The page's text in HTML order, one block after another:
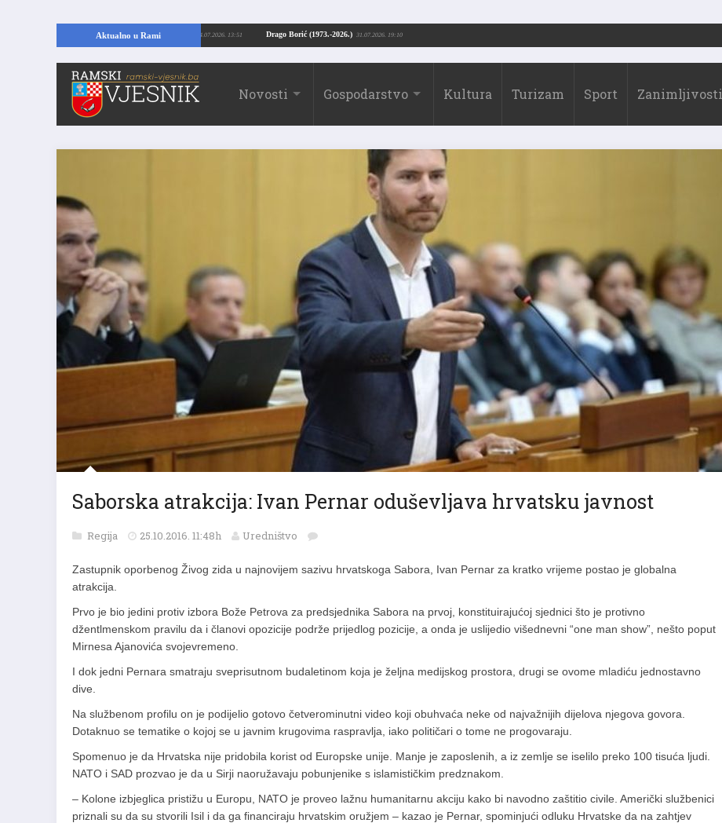
Aktualno u Rami Drago Borić (1973.-2026.) 31.07.2026. 19:10
Kopajući temelje kuće, pronašao vrijedne arheološke ostatke 24.07.2026. 13:51
Novosti Gospodarstvo Kultura Turizam Sport Zanimljivosti
Saborska atrakcija: Ivan Pernar oduševljava hrvatsku javnost
Regija 25.10.2016. 11:48h Uredništvo
Zastupnik oporbenog Živog zida u najnovijem sazivu hrvatskoga Sabora, Ivan Pernar za kratko vrijeme postao je globalna
atrakcija.
Prvo je bio jedini protiv izbora Bože Petrova za predsjednika Sabora na prvoj, konstituirajućoj sjednici što je protivno
džentlmenskom pravilu da i članovi opozicije podrže prijedlog pozicije, a onda je uslijedio višednevni “one man show”, nešto poput
Mirnesa Ajanovića svojevremeno.
I dok jedni Pernara smatraju sveprisutnom budaletinom koja je željna medijskog prostora, drugi se ovome mladiću jednostavno
dive.
Na službenom profilu on je podijelio gotovo četverominutni video koji obuhvaća neke od najvažnijih dijelova njegova govora.
Dotaknuo se tematike o kojoj se u javnim krugovima raspravlja, iako političari o tome ne progovaraju.
Spomenuo je da Hrvatska nije pridobila korist od Europske unije. Manje je zaposlenih, a iz zemlje se iselilo preko 100 tisuća ljudi.
NATO i SAD prozvao je da u Sirji naoružavaju pobunjenike s islamističkim predznakom.
– Kolone izbjeglica pristižu u Europu, NATO je proveo lažnu humanitarnu akciju kako bi navodno zaštitio civile. Američki službenici
priznali su da su stvorili Isil i da ga financiraju hrvatskim oružjem – kazao je Pernar, spominjući odluku Hrvatske da na zahtjev